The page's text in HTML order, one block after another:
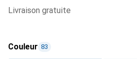
livraison gratuite
Couleur 83